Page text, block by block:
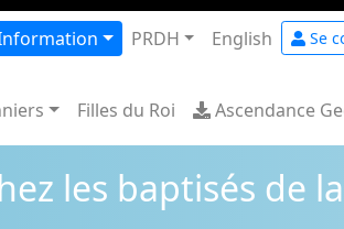
PRDH English Se
Filles du Roi Ascendance
les baptisés de